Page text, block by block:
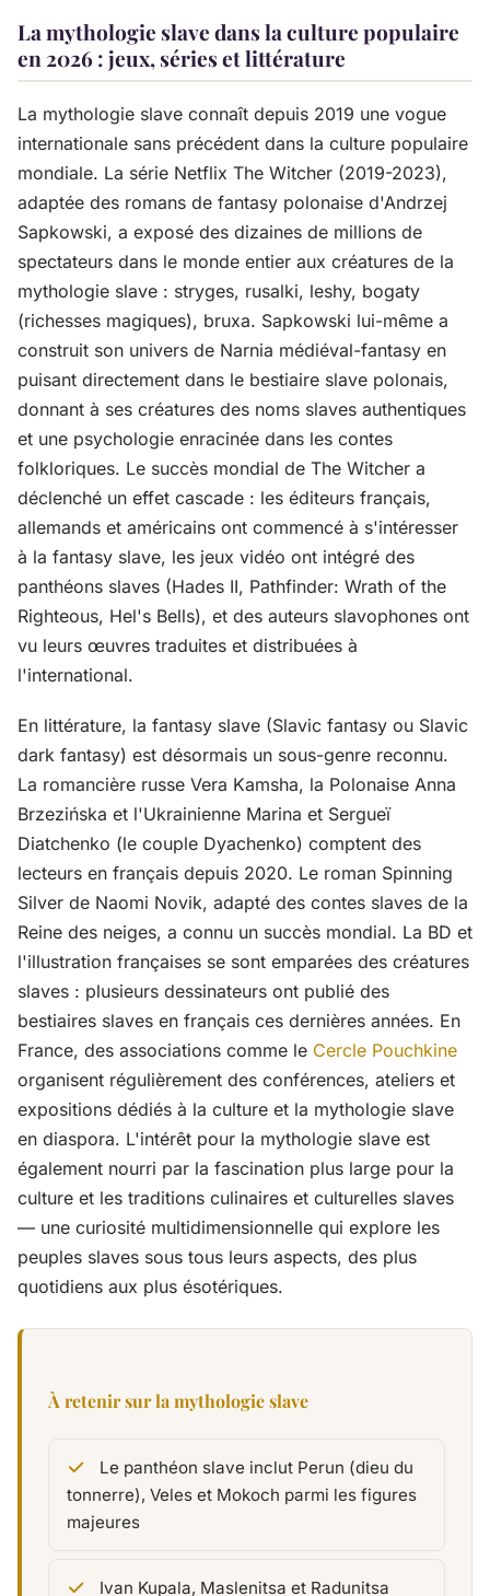
La mythologie slave dans la culture populaire
en 2026 : jeux, séries et littérature
La mythologie slave connaît depuis 2019 une vogue
internationale sans précédent dans la culture populaire
mondiale. La série Netflix The Witcher (2019-2023),
adaptée des romans de fantasy polonaise d'Andrzej
Sapkowski, a exposé des dizaines de millions de
spectateurs dans le monde entier aux créatures de la
mythologie slave : stryges, rusalki, leshy, bogaty
(richesses magiques), bruxa. Sapkowski lui-même a
construit son univers de Narnia médiéval-fantasy en
puisant directement dans le bestiaire slave polonais,
donnant à ses créatures des noms slaves authentiques
et une psychologie enracinée dans les contes
folkloriques. Le succès mondial de The Witcher a
déclenché un effet cascade : les éditeurs français,
allemands et américains ont commencé à s'intéresser
à la fantasy slave, les jeux vidéo ont intégré des
panthéons slaves (Hades II, Pathfinder: Wrath of the
Righteous, Hel's Bells), et des auteurs slavophones ont
vu leurs œuvres traduites et distribuées à
l'international.
En littérature, la fantasy slave (Slavic fantasy ou Slavic
dark fantasy) est désormais un sous-genre reconnu.
La romancière russe Vera Kamsha, la Polonaise Anna
Brzezińska et l'Ukrainienne Marina et Sergueï
Diatchenko (le couple Dyachenko) comptent des
lecteurs en français depuis 2020. Le roman Spinning
Silver de Naomi Novik, adapté des contes slaves de la
Reine des neiges, a connu un succès mondial. La BD et
l'illustration françaises se sont emparées des créatures
slaves : plusieurs dessinateurs ont publié des
bestiaires slaves en français ces dernières années. En
France, des associations comme le Cercle Pouchkine
organisent régulièrement des conférences, ateliers et
expositions dédiés à la culture et la mythologie slave
en diaspora. L'intérêt pour la mythologie slave est
également nourri par la fascination plus large pour la
culture et les traditions culinaires et culturelles slaves
— une curiosité multidimensionnelle qui explore les
peuples slaves sous tous leurs aspects, des plus
quotidiens aux plus ésotériques.
À retenir sur la mythologie slave
Le panthéon slave inclut Perun (dieu du
tonnerre), Veles et Mokoch parmi les figures
majeures
Ivan Kupala, Maslenitsa et Radunitsa